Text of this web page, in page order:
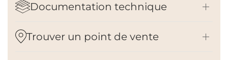
Documentation technique
Trouver un point de vente